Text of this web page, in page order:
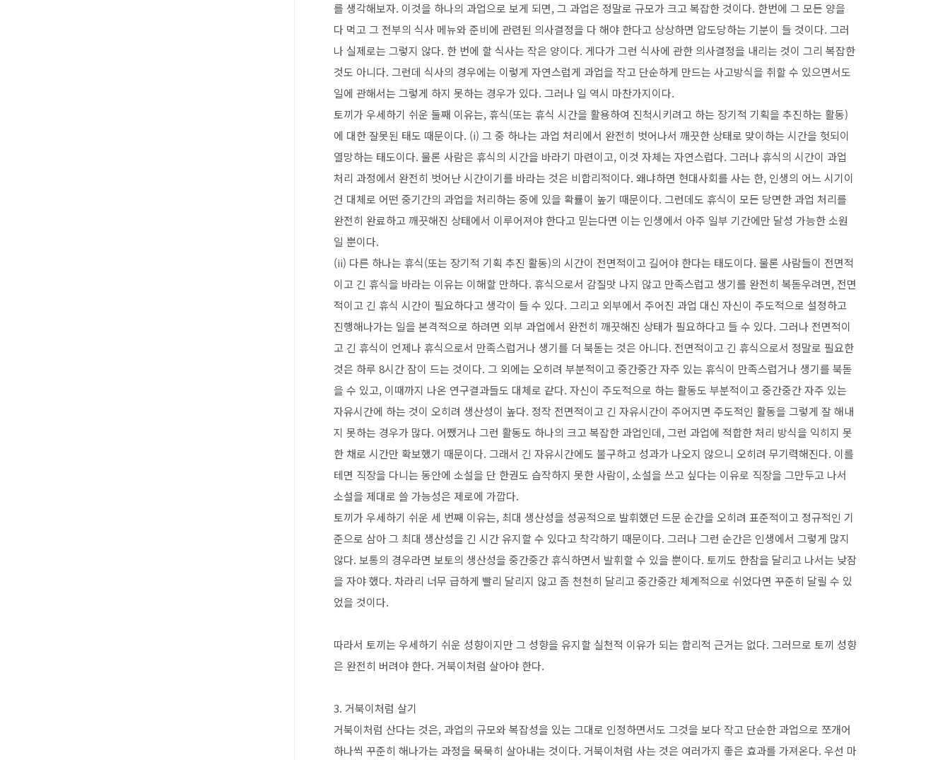
를 생각해보자. 이것을 하나의 과업으로 보게 되면, 그 과업은 정말로 규모가 크고 복잡한 것이다. 한번에 그 모든 양을
다 먹고 그 전부의 식사 메뉴와 준비에 관련된 의사결정을 다 해야 한다고 상상하면 압도당하는 기분이 들 것이다. 그러
나 실제로는 그렇지 않다. 한 번에 할 식사는 작은 양이다. 게다가 그런 식사에 관한 의사결정을 내리는 것이 그리 복잡한
것도 아니다. 그런데 식사의 경우에는 이렇게 자연스럽게 과업을 작고 단순하게 만드는 사고방식을 취할 수 있으면서도
일에 관해서는 그렇게 하지 못하는 경우가 있다. 그러나 일 역시 마찬가지이다.
토끼가 우세하기 쉬운 둘째 이유는, 휴식(또는 휴식 시간을 활용하여 진척시키려고 하는 장기적 기획을 추진하는 활동)
에 대한 잘못된 태도 때문이다. (i) 그 중 하나는 과업 처리에서 완전히 벗어나서 깨끗한 상태로 맞이하는 시간을 헛되이
열망하는 태도이다. 물론 사람은 휴식의 시간을 바라기 마련이고, 이것 자체는 자연스럽다. 그러나 휴식의 시간이 과업
처리 과정에서 완전히 벗어난 시간이기를 바라는 것은 비합리적이다. 왜냐하면 현대사회를 사는 한, 인생의 어느 시기이
건 대체로 어떤 중기간의 과업을 처리하는 중에 있을 확률이 높기 때문이다. 그런데도 휴식이 모든 당면한 과업 처리를
완전히 완료하고 깨끗해진 상태에서 이루어져야 한다고 믿는다면 이는 인생에서 아주 일부 기간에만 달성 가능한 소원
일 뿐이다.
(ii) 다른 하나는 휴식(또는 장기적 기획 추진 활동)의 시간이 전면적이고 길어야 한다는 태도이다. 물론 사람들이 전면적
이고 긴 휴식을 바라는 이유는 이해할 만하다. 휴식으로서 감질맛 나지 않고 만족스럽고 생기를 완전히 복돋우려면, 전면
적이고 긴 휴식 시간이 필요하다고 생각이 들 수 있다. 그리고 외부에서 주어진 과업 대신 자신이 주도적으로 설정하고
진행해나가는 일을 본격적으로 하려면 외부 과업에서 완전히 깨끗해진 상태가 필요하다고 들 수 있다. 그러나 전면적이
고 긴 휴식이 언제나 휴식으로서 만족스럽거나 생기를 더 북돋는 것은 아니다. 전면적이고 긴 휴식으로서 정말로 필요한
것은 하루 8시간 잠이 드는 것이다. 그 외에는 오히려 부분적이고 중간중간 자주 있는 휴식이 만족스럽거나 생기를 북돋
을 수 있고, 이때까지 나온 연구결과들도 대체로 같다. 자신이 주도적으로 하는 활동도 부분적이고 중간중간 자주 있는
자유시간에 하는 것이 오히려 생산성이 높다. 정작 전면적이고 긴 자유시간이 주어지면 주도적인 활동을 그렇게 잘 해내
지 못하는 경우가 많다. 어쨌거나 그런 활동도 하나의 크고 복잡한 과업인데, 그런 과업에 적합한 처리 방식을 익히지 못
한 채로 시간만 확보했기 때문이다. 그래서 긴 자유시간에도 불구하고 성과가 나오지 않으니 오히려 무기력해진다. 이를
테면 직장을 다니는 동안에 소설을 단 한권도 습작하지 못한 사람이, 소설을 쓰고 싶다는 이유로 직장을 그만두고 나서
소설을 제대로 쓸 가능성은 제로에 가깝다.
토끼가 우세하기 쉬운 세 번째 이유는, 최대 생산성을 성공적으로 발휘했던 드문 순간을 오히려 표준적이고 정규적인 기
준으로 삼아 그 최대 생산성을 긴 시간 유지할 수 있다고 착각하기 때문이다. 그러나 그런 순간은 인생에서 그렇게 많지
않다. 보통의 경우라면 보토의 생산성을 중간중간 휴식하면서 발휘할 수 있을 뿐이다. 토끼도 한참을 달리고 나서는 낮잠
을 자야 했다. 차라리 너무 급하게 빨리 달리지 않고 좀 천천히 달리고 중간중간 체계적으로 쉬었다면 꾸준히 달릴 수 있
었을 것이다.
따라서 토끼는 우세하기 쉬운 성향이지만 그 성향을 유지할 실천적 이유가 되는 합리적 근거는 없다. 그러므로 토끼 성향
은 완전히 버려야 한다. 거북이처럼 살아야 한다.
3. 거북이처럼 살기
거북이처럼 산다는 것은, 과업의 규모와 복잡성을 있는 그대로 인정하면서도 그것을 보다 작고 단순한 과업으로 쪼개어
하나씩 꾸준히 해나가는 과정을 묵묵히 살아내는 것이다. 거북이처럼 사는 것은 여러가지 좋은 효과를 가져온다. 우선 마